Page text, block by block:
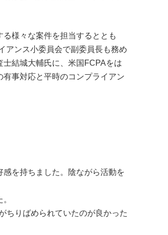
様々な案件を担当するととも
アンス小委員会で副委員長も務め
結城大輔氏に、米国FCPAをは
事対応と平時のコンプライアン
を持ちました。陰ながら活動を
ちりばめられていたのが良かった